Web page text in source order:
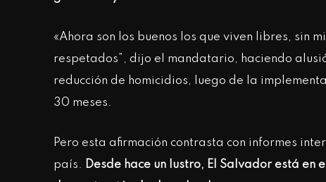
«Ahora son los buenos los que viven libres, sin
respetados”, dijo el mandatario, haciendo
reducción de homicidios, luego de la
30 meses.
Pero esta afirmación contrasta con informes
país. Desde hace un lustro, El Salvador está